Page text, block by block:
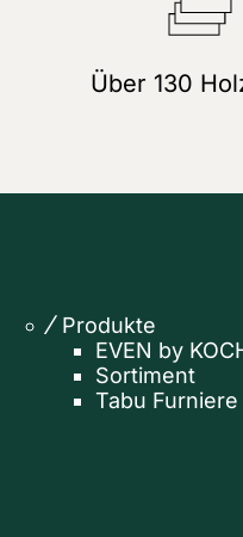
Über 130
Produkte
EVEN by
Sortiment
Tabu Furniere